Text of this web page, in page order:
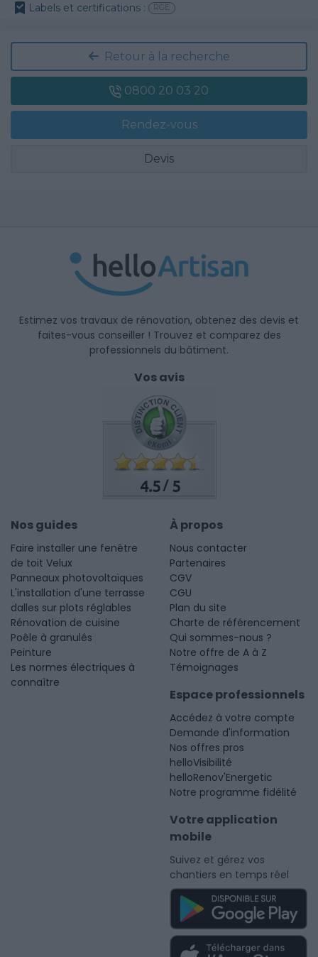
Labels et certifications : RGE
Retour à la recherche
0800 20 03 20
Rendez-vous
Devis
Estimez vos travaux de rénovation, obtenez des devis et
faites-vous conseiller ! Trouvez et comparez des
professionnels du bâtiment.
Vos avis
4.5 /5
Nos guides
Faire installer une fenêtre
de toit Velux
Panneaux photovoltaïques
L'installation d'une terrasse
dalles sur plots réglables
Rénovation de cuisine
Poêle à granulés
Peinture
Les normes électriques à
connaître
À propos
Nous contacter
Partenaires
CGV
CGU
Plan du site
Charte de référencement
Qui sommes-nous ?
Notre offre de A à Z
Témoignages
Espace professionnels
Accédez à votre compte
Demande d'information
Nos offres pros
helloVisibilité
helloRenov'Energetic
Notre programme fidélité
Votre application
mobile
Suivez et gérez vos
chantiers en temps réel